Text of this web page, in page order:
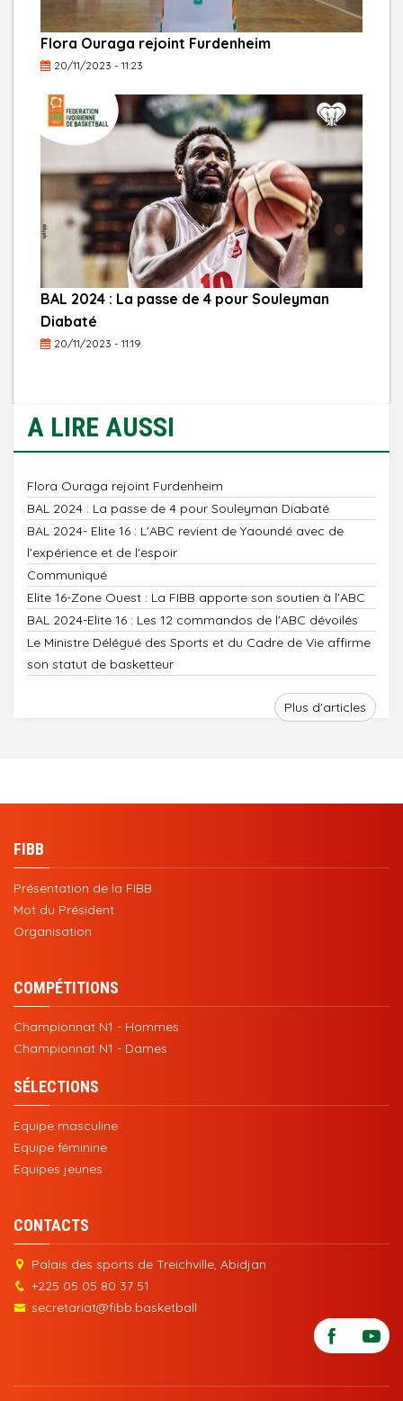
Flora Ouraga rejoint Furdenheim
20/11/2023 - 11:23
BAL 2024 : La passe de 4 pour Souleyman
Diabaté
20/11/2023 - 11:19
A LIRE AUSSI
Flora Ouraga rejoint Furdenheim
BAL 2024 : La passe de 4 pour Souleyman Diabaté
BAL 2024- Elite 16 : L'ABC revient de Yaoundé avec de
l'expérience et de l'espoir
Communiqué
Elite 16-Zone Ouest : La FIBB apporte son soutien à l'ABC
BAL 2024-Elite 16 : Les 12 commandos de l'ABC dévoilés
Le Ministre Délégué des Sports et du Cadre de Vie affirme
son statut de basketteur
Plus d'articles
FIBB
Présentation de la FIBB
Mot du Président
Organisation
COMPÉTITIONS
Championnat N1 - Hommes
Championnat N1 - Dames
SÉLECTIONS
Equipe masculine
Equipe féminine
Equipes jeunes
CONTACTS
Palais des sports de Treichville, Abidjan
+225 05 05 80 37 51
secretariat@fibb.basketball